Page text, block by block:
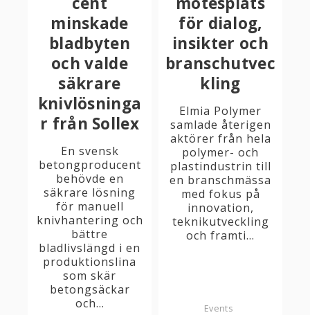
minskade
bladbyten
och valde
säkrare
knivlösninga
r från Sollex
En svensk
betongproducent
behövde en
säkrare lösning
för manuell
knivhantering och
bättre
bladlivslängd i en
produktionslina
som skär
betongsäckar
och...
för dialog,
insikter och
branschutvec
kling
Elmia Polymer
samlade återigen
aktörer från hela
polymer- och
plastindustrin till
en branschmässa
med fokus på
innovation,
teknikutveckling
och framti...
Events